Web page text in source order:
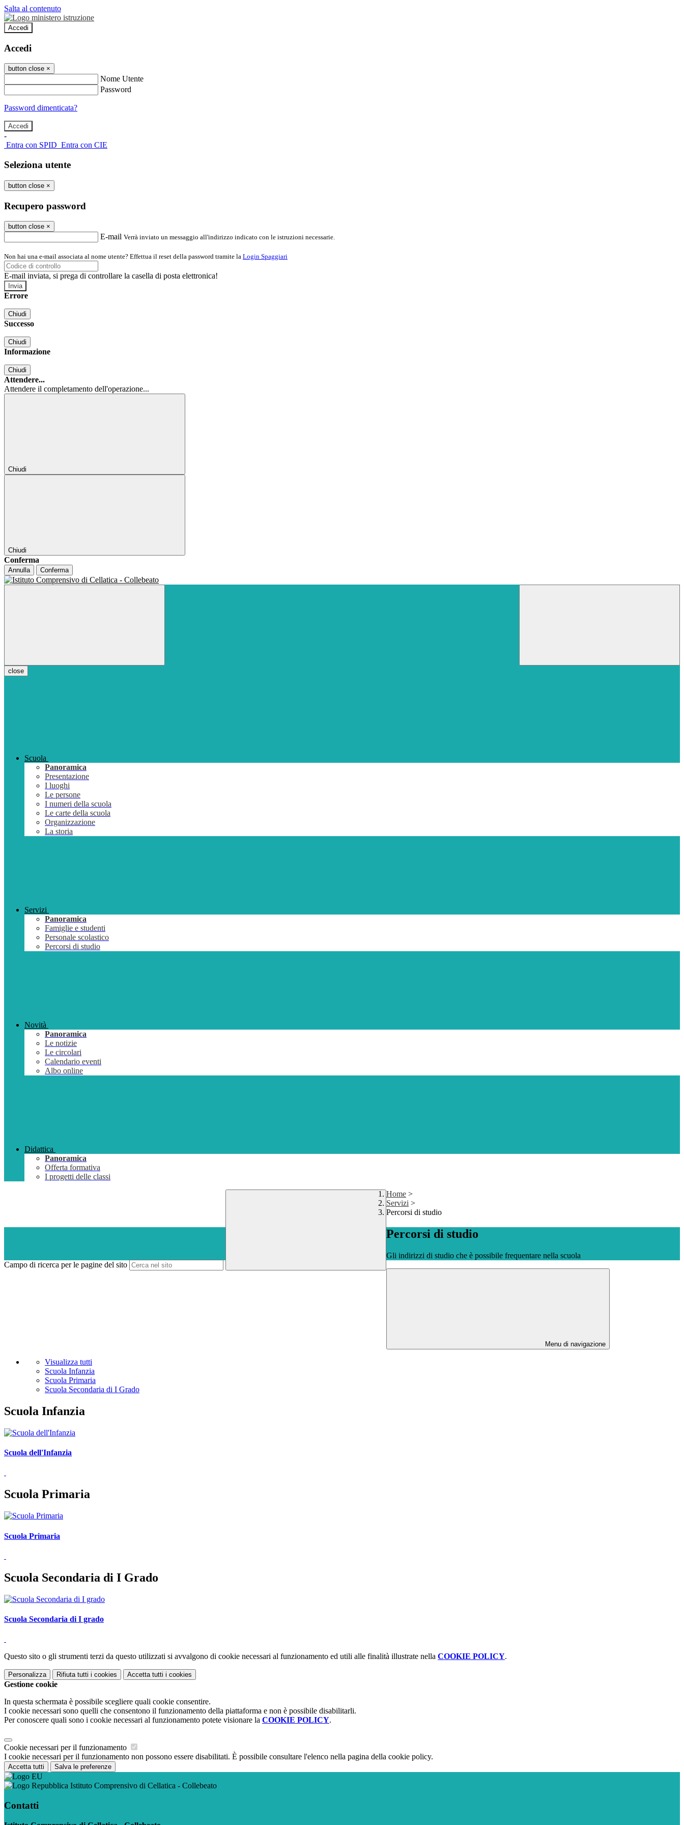
Salta al contenuto
Accedi
Accedi
button close ×
Nome Utente
Password
Password dimenticata?
-
Entra con SPID Entra con CIE
Seleziona utente
button close ×
Recupero password
button close ×
E-mail Verrà inviato un messaggio all'indirizzo indicato con le istruzioni necessarie.
Non hai una e-mail associata al nome utente? Effettua il reset della password tramite la Login Spaggiari
E-mail inviata, si prega di controllare la casella di posta elettronica!
Errore
Chiudi
Successo
Chiudi
Informazione
Chiudi
Attendere...
Attendere il completamento dell'operazione...
Chiudi
Chiudi
Conferma
Annulla Conferma
close
Scuola
Panoramica
Presentazione
I luoghi
Le persone
I numeri della scuola
Le carte della scuola
Organizzazione
La storia
Servizi
Panoramica
Famiglie e studenti
Personale scolastico
Percorsi di studio
Novità
Panoramica
Le notizie
Le circolari
Calendario eventi
Albo online
Didattica
Panoramica
Offerta formativa
I progetti delle classi
Campo di ricerca per le pagine del sito
Home >
Servizi >
Percorsi di studio
Percorsi di studio
Gli indirizzi di studio che è possibile frequentare nella scuola
Menu di navigazione
Visualizza tutti
Scuola Infanzia
Scuola Primaria
Scuola Secondaria di I Grado
Scuola Infanzia
Scuola dell'Infanzia
Scuola Primaria
Scuola Primaria
Scuola Secondaria di I Grado
Scuola Secondaria di I grado
Questo sito o gli strumenti terzi da questo utilizzati si avvalgono di cookie necessari al funzionamento ed utili alle finalità illustrate nella COOKIE POLICY.
Personalizza Rifiuta tutti i cookies Accetta tutti i cookies
Gestione cookie
In questa schermata è possibile scegliere quali cookie consentire.
I cookie necessari sono quelli che consentono il funzionamento della piattaforma e non è possibile disabilitarli.
Per conoscere quali sono i cookie necessari al funzionamento potete visionare la COOKIE POLICY.
Cookie necessari per il funzionamento
I cookie necessari per il funzionamento non possono essere disabilitati. È possibile consultare l'elenco nella pagina della cookie policy.
Accetta tutti Salva le preferenze
Istituto Comprensivo di Cellatica - Collebeato
Contatti